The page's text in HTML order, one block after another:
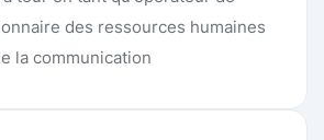
des ressources humaines
la communication